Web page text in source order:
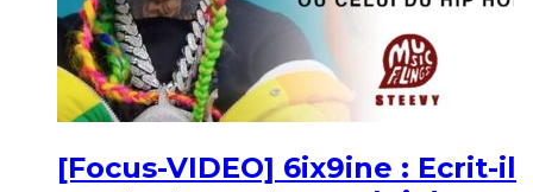
[Focus-VIDEO] 6ix9ine : Ecrit-il